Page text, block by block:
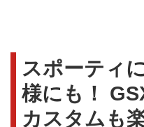
スポーティ
様にも！
カスタムも